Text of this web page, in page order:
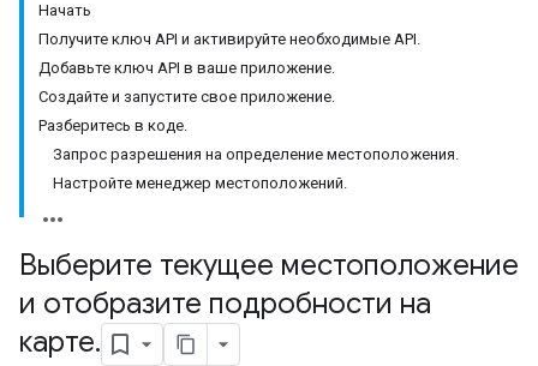
Начать
Получите ключ API и активируйте необходимые API.
Добавьте ключ API в ваше приложение.
Создайте и запустите свое приложение.
Разберитесь в коде.
Запрос разрешения на определение местоположения.
Настройте менеджер местоположений.
Выберите текущее местоположение
и отобразите подробности на
карте.